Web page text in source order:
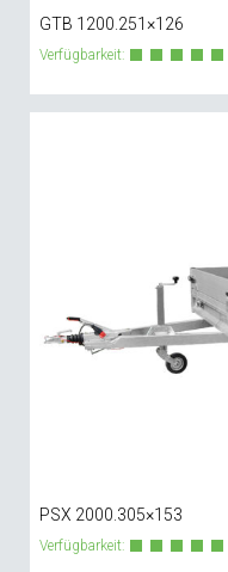
GTB 1200.251×126
Verfügbarkeit:
PSX 2000.305×153
Verfügbarkeit: